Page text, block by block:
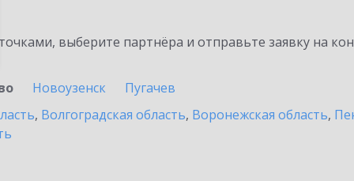
выберите партнёра и отправьте заявку на
Новоузенск
Пугачев
, Волгоградская область, Воронежская область,